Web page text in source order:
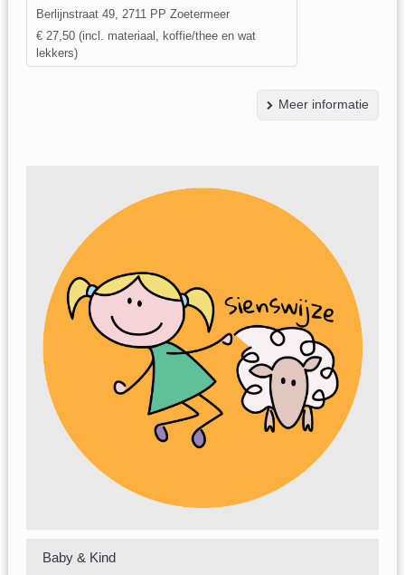
Berlijnstraat 49, 2711 PP Zoetermeer
€ 27,50 (incl. materiaal, koffie/thee en wat
lekkers)
Meer informatie
Baby & Kind